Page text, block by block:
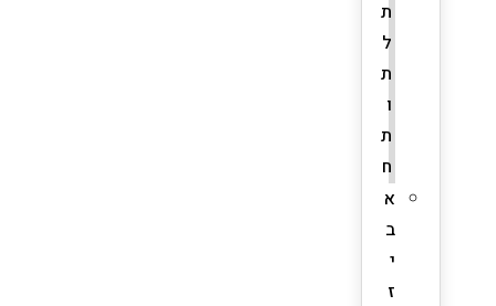
ת
ל
ת
ו
ת
ח
א
ב
י
ז